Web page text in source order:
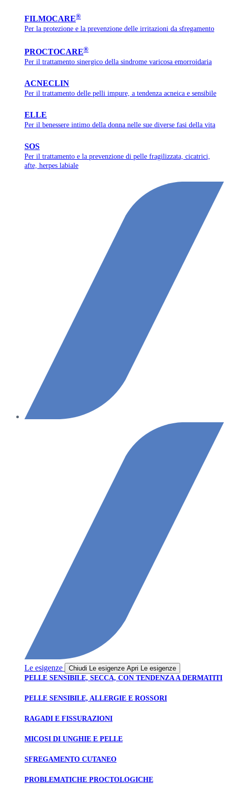
FILMOCARE®
Per la protezione e la prevenzione delle irritazioni da sfregamento
PROCTOCARE®
Per il trattamento sinergico della sindrome varicosa emorroidaria
ACNECLIN
Per il trattamento delle pelli impure, a tendenza acneica e sensibile
ELLE
Per il benessere intimo della donna nelle sue diverse fasi della vita
SOS
Per il trattamento e la prevenzione di pelle fragilizzata, cicatrici,
afte, herpes labiale
Le esigenze Chiudi Le esigenze Apri Le esigenze
PELLE SENSIBILE, SECCA, CON TENDENZA A DERMATITI
PELLE SENSIBILE, ALLERGIE E ROSSORI
RAGADI E FISSURAZIONI
MICOSI DI UNGHIE E PELLE
SFREGAMENTO CUTANEO
PROBLEMATICHE PROCTOLOGICHE